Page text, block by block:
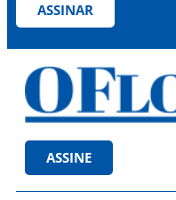
ASSINAR
ASSINE